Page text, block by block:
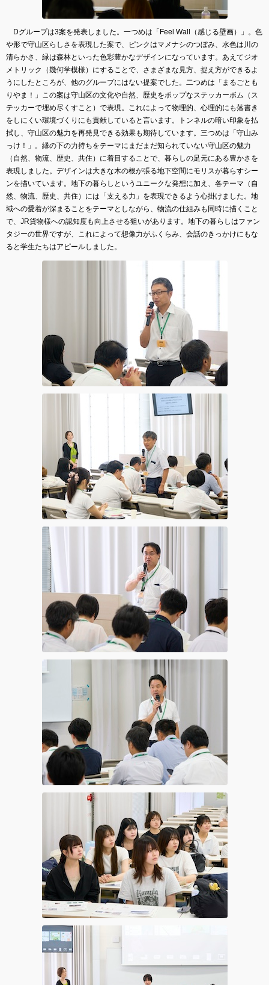
Dグループは3案を発表しました。一つめは「Feel Wall（感じる壁画）」。色
や形で守山区らしさを表現した案で、ピンクはマメナシのつぼみ、水色は川の
清らかさ、緑は森林といった色彩豊かなデザインになっています。あえてジオ
メトリック（幾何学模様）にすることで、さまざまな見方、捉え方ができるよ
うにしたところが、他のグループにはない提案でした。二つめは「まるごとも
りやま！」この案は守山区の文化や自然、歴史をポップなステッカーボム（ス
テッカーで埋め尽くすこと）で表現。これによって物理的、心理的にも落書き
をしにくい環境づくりにも貢献していると言います。トンネルの暗い印象を払
拭し、守山区の魅力を再発見できる効果も期待しています。三つめは「守山み
っけ！」。縁の下の力持ちをテーマにまだまだ知られていない守山区の魅力
（自然、物流、歴史、共住）に着目することで、暮らしの足元にある豊かさを
表現しました。デザインは大きな木の根が張る地下空間にモリスが暮らすシー
ンを描いています。地下の暮らしというユニークな発想に加え、各テーマ（自
然、物流、歴史、共住）には「支える力」を表現できるよう心掛けました。地
域への愛着が深まることをテーマとしながら、物流の仕組みも同時に描くこと
で、JR貨物様への認知度も向上させる狙いがあります。地下の暮らしはファン
タジーの世界ですが、これによって想像力がふくらみ、会話のきっかけにもな
ると学生たちはアピールしました。